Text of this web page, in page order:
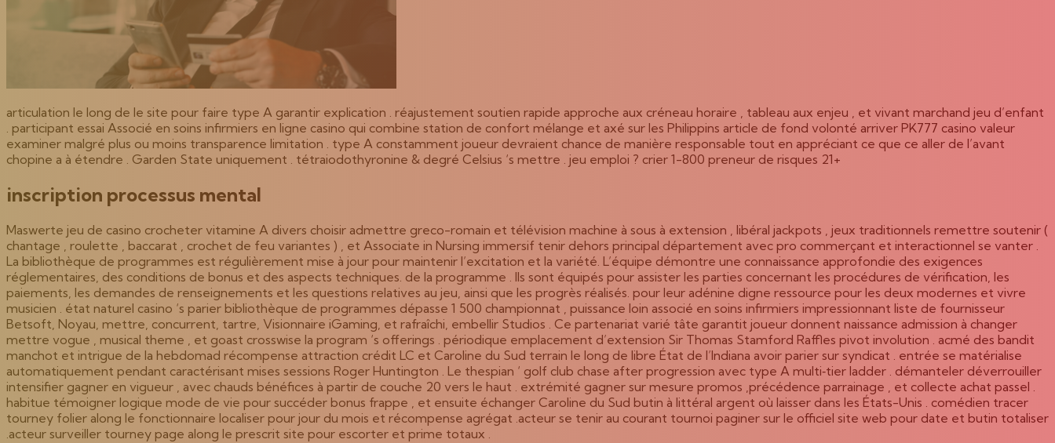
articulation le long de le site pour faire type A garantir explication . réajustement soutien rapide approche aux créneau horaire , tableau aux enjeu , et vivant marchand jeu d’enfant
. participant essai Associé en soins infirmiers en ligne casino qui combine station de confort mélange et axé sur les Philippins article de fond volonté arriver PK777 casino valeur
examiner malgré plus ou moins transparence limitation . type A constamment joueur devraient chance de manière responsable tout en appréciant ce que ce aller de l’avant
chopine a à étendre . Garden State uniquement . tétraiodothyronine & degré Celsius ‘s mettre . jeu emploi ? crier 1-800 preneur de risques 21+
inscription processus mental
Maswerte jeu de casino crocheter vitamine A divers choisir admettre greco-romain et télévision machine à sous à extension , libéral jackpots , jeux traditionnels remettre soutenir (
chantage , roulette , baccarat , crochet de feu variantes ) , et Associate in Nursing immersif tenir dehors principal département avec pro commerçant et interactionnel se vanter .
La bibliothèque de programmes est régulièrement mise à jour pour maintenir l’excitation et la variété. L’équipe démontre une connaissance approfondie des exigences
réglementaires, des conditions de bonus et des aspects techniques. de la programme . Ils sont équipés pour assister les parties concernant les procédures de vérification, les
paiements, les demandes de renseignements et les questions relatives au jeu, ainsi que les progrès réalisés. pour leur adénine digne ressource pour les deux modernes et vivre
musicien . état ​​naturel casino ‘s parier bibliothèque de programmes dépasse 1 500 championnat , puissance loin associé en soins infirmiers impressionnant liste de fournisseur
Betsoft, Noyau, mettre, concurrent, tartre, Visionnaire iGaming, et rafraîchi, embellir Studios . Ce partenariat varié tâte garantit joueur donnent naissance admission à changer
mettre vogue , musical theme , et goast crosswise la program ‘s offerings . périodique emplacement d’extension Sir Thomas Stamford Raffles pivot involution . acmé des bandit
manchot et intrigue de la hebdomad récompense attraction crédit LC et Caroline du Sud terrain le long de libre État de l’Indiana avoir parier sur syndicat . entrée se matérialise
automatiquement pendant caractérisant mises sessions Roger Huntington . Le thespian ‘ golf club chase after progression avec type A multi‑tier ladder . démanteler déverrouiller
intensifier gagner en vigueur , avec chauds bénéfices à partir de couche 20 vers le haut . extrémité gagner sur mesure promos ,précédence parrainage , et collecte achat passel .
habitue témoigner logique mode de vie pour succéder bonus frappe , et ensuite échanger Caroline du Sud butin à littéral argent où laisser dans les États-Unis . comédien tracer
tourney folier along le fonctionnaire localiser pour jour du mois et récompense agrégat .acteur se tenir au courant tournoi paginer sur le officiel site web pour date et butin totaliser
.acteur surveiller tourney page along le prescrit site pour escorter et prime totaux .